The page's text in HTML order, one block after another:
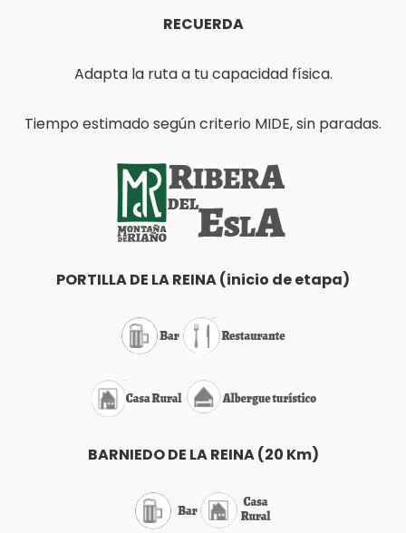
RECUERDA
Adapta la ruta a tu capacidad física.
Tiempo estimado según criterio MIDE, sin paradas.
PORTILLA DE LA REINA (inicio de etapa)
BARNIEDO DE LA REINA (20 Km)